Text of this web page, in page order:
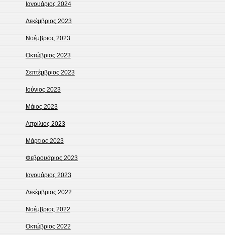
Ιανουάριος 2024
Δεκέμβριος 2023
Νοέμβριος 2023
Οκτώβριος 2023
Σεπτέμβριος 2023
Ιούνιος 2023
Μάιος 2023
Απρίλιος 2023
Μάρτιος 2023
Φεβρουάριος 2023
Ιανουάριος 2023
Δεκέμβριος 2022
Νοέμβριος 2022
Οκτώβριος 2022